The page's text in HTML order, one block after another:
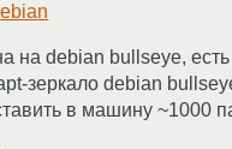
на debian bullseye, есть
зеркало debian
в машину ~1000